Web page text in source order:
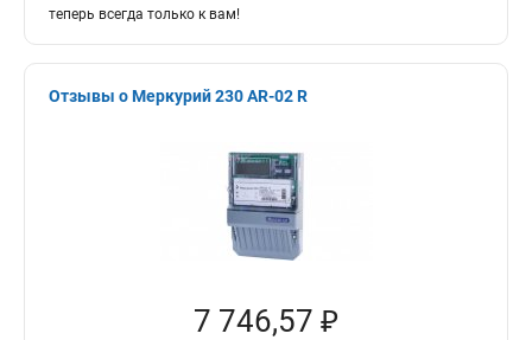
теперь всегда только к вам!
Отзывы о Меркурий 230 AR-02 R
7 746,57 ₽